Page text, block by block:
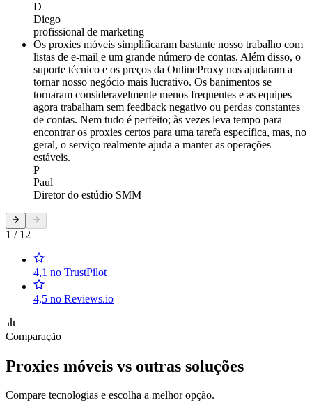
D
Diego
profissional de marketing
Os proxies móveis simplificaram bastante nosso trabalho com
listas de e-mail e um grande número de contas. Além disso, o
suporte técnico e os preços da OnlineProxy nos ajudaram a
tornar nosso negócio mais lucrativo. Os banimentos se
tornaram consideravelmente menos frequentes e as equipes
agora trabalham sem feedback negativo ou perdas constantes
de contas. Nem tudo é perfeito; às vezes leva tempo para
encontrar os proxies certos para uma tarefa específica, mas, no
geral, o serviço realmente ajuda a manter as operações
estáveis.
P
Paul
Diretor do estúdio SMM
1 / 12
4,1 no TrustPilot
4,5 no Reviews.io
Comparação
Proxies móveis vs outras soluções
Compare tecnologias e escolha a melhor opção.